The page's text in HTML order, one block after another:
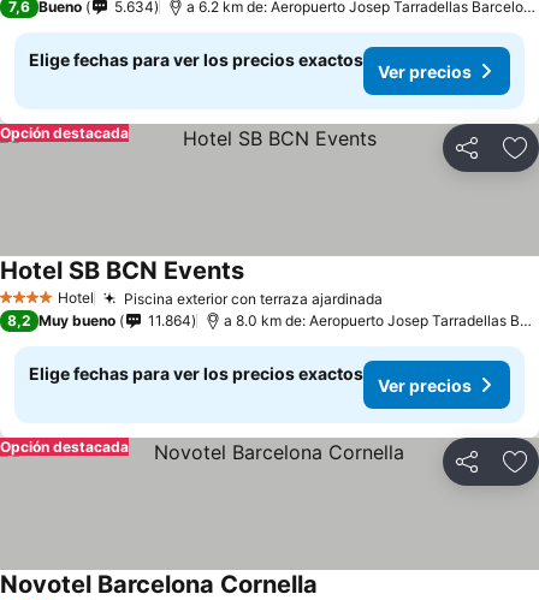
7,6 Bueno 5.634 a 6.2 km de: Aeropuerto Josep Tarradellas Barcelona-El Prat
Elige fechas para ver los precios exactos
Ver precios
Compartir
Opción destacada
4 EstrellasHotel Piscina exterior con terraza ajardinada
Hotel SB BCN Events
8,2 Muy bueno 11.864 a 8.0 km de: Aeropuerto Josep Tarradellas Barcelona-El Prat
Elige fechas para ver los precios exactos
Ver precios
Compartir
Opción destacada
Novotel Barcelona Cornella